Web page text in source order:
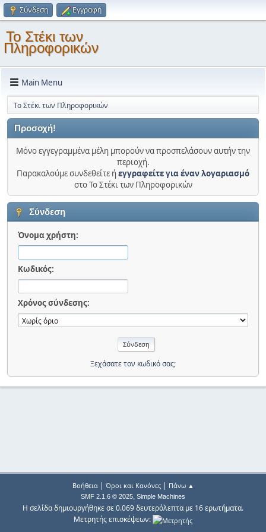
Σύνδεση Εγγραφή
Το Στέκι των
Πληροφορικών
Main Menu
Το Στέκι των Πληροφορικών
Προσοχή!
Μόνο εγγεγραμμένα μέλη μπορούν να προσπελάσουν αυτήν την
περιοχή.
Παρακαλούμε συνδεθείτε ήεγγραφείτε για έναν λογαριασμό
στο Το Στέκι των Πληροφορικών
Σύνδεση
Όνομα χρήστη:
Κωδικός:
Χρόνος σύνδεσης:
Ξεχάσατε τον κωδικό σας;
Βοήθεια| Όροι και Κανόνες| Πάνω ▲
SMF 2.1.6 © 2025, Simple Machines
Η σελίδα δημιουργήθηκε σε 0.069 δευτερόλεπτα με 16 ερωτήματα.
Μετρητής επισκέψεων: